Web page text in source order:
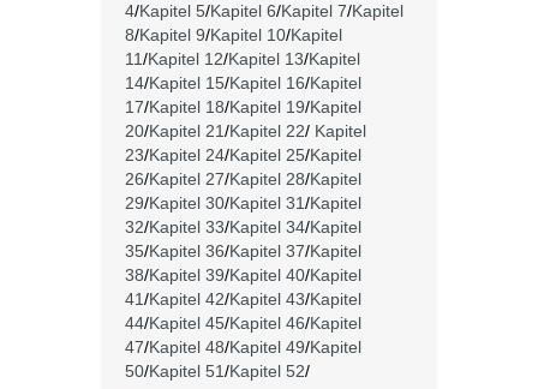
4/Kapitel 5/Kapitel 6/Kapitel 7/Kapitel
8/Kapitel 9/Kapitel 10/Kapitel
11/Kapitel 12/Kapitel 13/Kapitel
14/Kapitel 15/Kapitel 16/Kapitel
17/Kapitel 18/Kapitel 19/Kapitel
20/Kapitel 21/Kapitel 22/ Kapitel
23/Kapitel 24/Kapitel 25/Kapitel
26/Kapitel 27/Kapitel 28/Kapitel
29/Kapitel 30/Kapitel 31/Kapitel
32/Kapitel 33/Kapitel 34/Kapitel
35/Kapitel 36/Kapitel 37/Kapitel
38/Kapitel 39/Kapitel 40/Kapitel
41/Kapitel 42/Kapitel 43/Kapitel
44/Kapitel 45/Kapitel 46/Kapitel
47/Kapitel 48/Kapitel 49/Kapitel
50/Kapitel 51/Kapitel 52/